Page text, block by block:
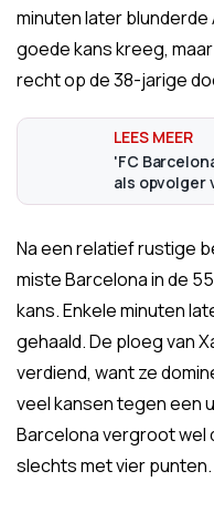
minuten later blunderde
goede kans kreeg,
recht op de 38-jarige
'FC
als opvolger
Na een relatief rustige
miste Barcelona in de
kans. Enkele minuten
gehaald. De ploeg van
verdiend, want ze
veel kansen tegen een
Barcelona vergroot wel
slechts met vier punten.